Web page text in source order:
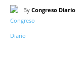
By Congreso Diario